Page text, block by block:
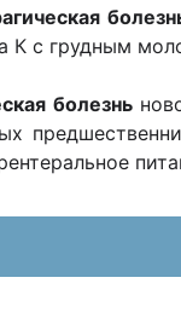
К с грудным
болезнь